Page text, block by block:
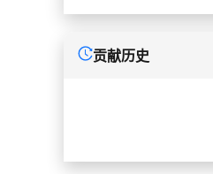
贡献历史